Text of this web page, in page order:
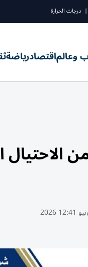
| درجات الحرارة
وعالماقتصادرياضة